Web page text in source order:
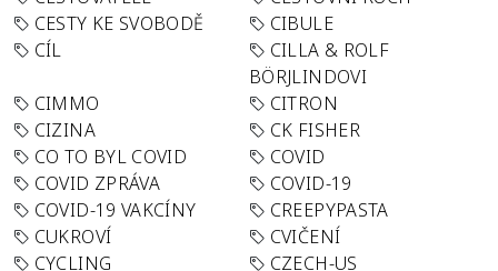
CESTY KE SVOBODĚ
CIBULE
CÍL
CILLA & ROLF
BÖRJLINDOVI
CIMMO
CITRON
CIZINA
CK FISHER
CO TO BYL COVID
COVID
COVID ZPRÁVA
COVID-19
COVID-19 VAKCÍNY
CREEPYPASTA
CUKROVÍ
CVIČENÍ
CYCLING
CZECH-US